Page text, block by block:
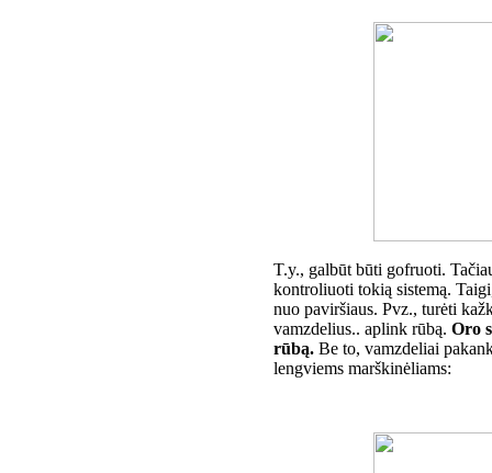
T.y., galbūt būti gofruoti.
kontroliuoti tokią sistemą.
nuo paviršiaus. Pvz., turėti
vamzdelius.. aplink rūbą. Oro
rūbą. Be to, vamzdeliai
lengviems marškinėliams: